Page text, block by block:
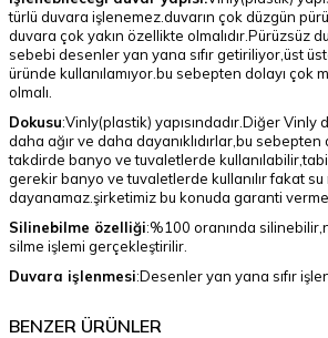
türlü duvara işlenemez.duvarın çok düzgün
duvara çok yakın özellikte olmalıdır.Pürüzsüz
sebebi desenler yan yana sıfır getiriliyor,üst
üründe kullanılamıyor.bu sebepten dolayı çok
olmalı.
Dokusu:Vinly(plastik) yapısındadır.Diğer Vinly
daha ağır ve daha dayanıklıdırlar,bu sebepten
takdirde banyo ve tuvaletlerde
gerekir banyo ve tuvaletlerde kullanılır fakat su
dayanamaz.şirketimiz bu konuda garanti
Silinebilme özelliği:%100 oranında
silme işlemi gerçekleştirilir.
Duvara işlenmesi:Desenler yan yana sıfır
BENZER ÜRÜNLER